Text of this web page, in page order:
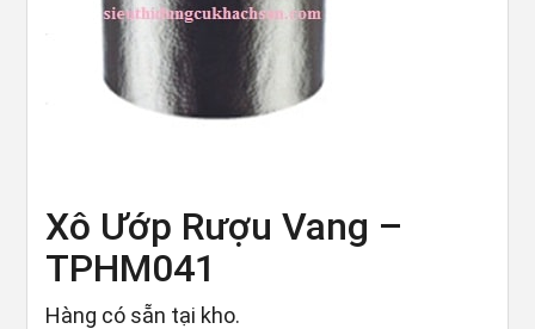
Xô Ướp Rượu Vang –
TPHM041
Hàng có sẵn tại kho.